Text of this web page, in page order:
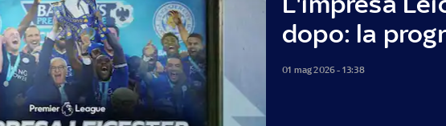
dopo: la
01 mag 2026 - 13:38